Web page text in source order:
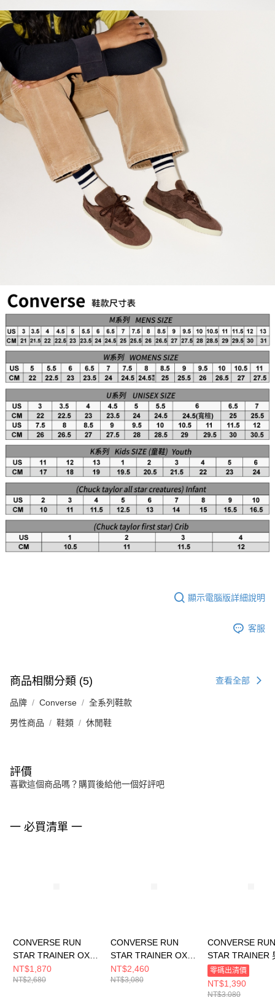
顯示電腦版詳細說明
客服
商品相關分類 (5) 查看全部
品牌 Converse 全系列鞋款
男性商品 鞋類 休閒鞋
評價
喜歡這個商品嗎？購買後給他一個好評吧
一 必買清單 一
CONVERSE RUN
STAR TRAINER OX
INCENSED 男女 休閒
鞋 A17669C
NT$1,870
NT$2,680
CONVERSE RUN
STAR TRAINER OX
DARKLY JADED 男女
休閒鞋 A16387C
NT$2,460
NT$3,080
CONVERSE RUN
STAR TRAINER
休閒鞋 A11505C
零碼出清價
NT$1,390
NT$3,080